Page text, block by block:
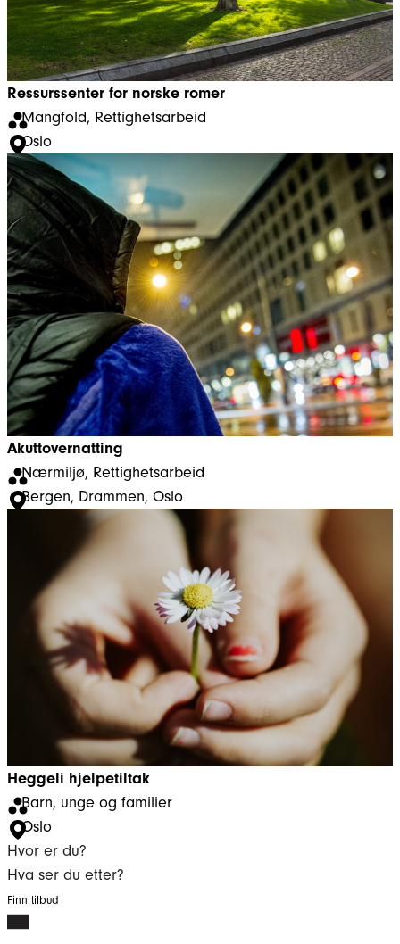
Ressurssenter for norske romer
Mangfold, Rettighetsarbeid
Oslo
Akuttovernatting
Nærmiljø, Rettighetsarbeid
Bergen, Drammen, Oslo
Heggeli hjelpetiltak
Barn, unge og familier
Oslo
Hvor er du?
Hva ser du etter?
Finn tilbud